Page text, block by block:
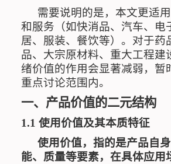
需要说明的是，本文更适
和服务（如快消品、汽车、电
居、服装、餐饮等）。对于药
品、大宗原材料、重大工程建
绪价值的作用会显著减弱，暂
重点讨论范围内。
一、产品价值的二元结构
1.1 使用价值及其本质特征
使用价值，指的是产品自
能、质量等要素，在具体应用